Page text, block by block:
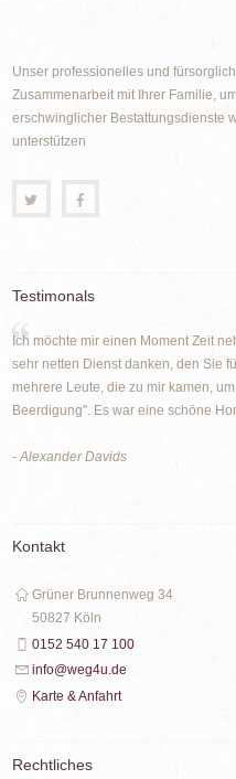
Unser professionelles und
Zusammenarbeit mit Ihrer Familie,
erschwinglicher Bestattungsdienste
unterstützen
Testimonals
Ich möchte mir einen Moment Zeit
sehr netten Dienst danken, den Sie
mehrere Leute, die zu mir kamen,
Beerdigung". Es war eine schöne
- Alexander Davids
Kontakt
Grüner Brunnenweg 34
50827 Köln
0152 540 17 100
info@weg4u.de
Karte & Anfahrt
Rechtliches